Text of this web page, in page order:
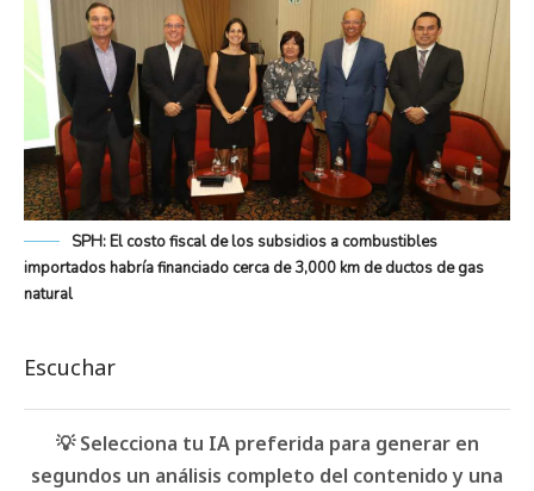
SPH: El costo fiscal de los subsidios a combustibles
importados habría financiado cerca de 3,000 km de ductos de gas
natural
Escuchar
💡 Selecciona tu IA preferida para generar en
segundos un análisis completo del contenido y una